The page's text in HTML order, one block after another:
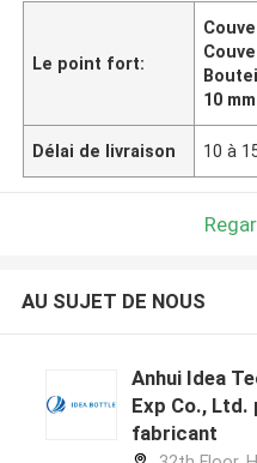
Le point fort:
10 mm
Délai de livraison 10 à
AU SUJET DE NOUS
Anhui Idea
Exp Co.,
fabricant